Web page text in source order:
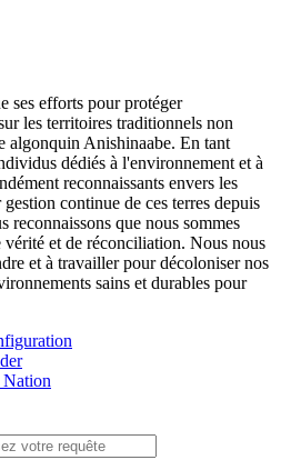
ses efforts pour protéger
les territoires traditionnels non
algonquin Anishinaabe. En tant
dédiés à l'environnement et à
reconnaissants envers les
continue de ces terres depuis
reconnaissons que nous sommes
vérité et de réconciliation. Nous nous
et à travailler pour décoloniser nos
sains et durables pour